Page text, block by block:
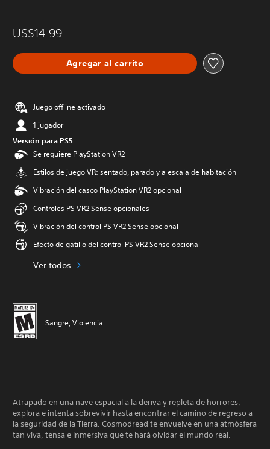
US$14.99
Agregar al carrito
Juego offline activado
1 jugador
Versión para PS5
Se requiere PlayStation VR2
Estilos de juego VR: sentado, parado y a escala de habitación
Vibración del casco PlayStation VR2 opcional
Controles PS VR2 Sense opcionales
Vibración del control PS VR2 Sense opcional
Efecto de gatillo del control PS VR2 Sense opcional
Ver todos
Sangre, Violencia
Atrapado en una nave espacial a la deriva y repleta de horrores,
explora e intenta sobrevivir hasta encontrar el camino de regreso a
la seguridad de la Tierra. Cosmodread te envuelve en una atmósfera
tan viva, tensa e inmersiva que te hará olvidar el mundo real.